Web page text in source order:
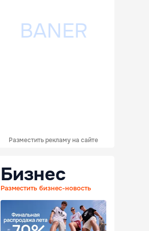
Разместить рекламу на сайте
Бизнес
Разместить бизнес-новость